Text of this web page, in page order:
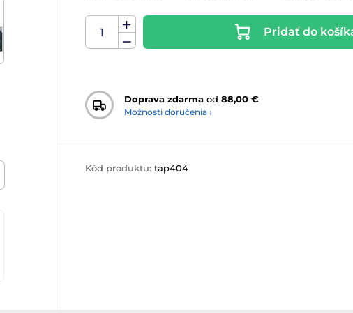
Pridať do
Doprava zdarma od 88,00 €
Možnosti doručenia ›
Kód produktu: tap404